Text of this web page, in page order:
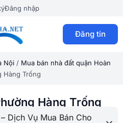
Đăng nhập
Đăng tin
Nội / Mua bán nhà đất quận Hoàn
Hàng Trống
Hàng Trống
Dịch Vụ Mua Bán Cho